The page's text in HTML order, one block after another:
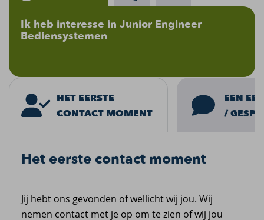
Ik heb interesse in Junior Engineer
Bediensystemen
HET EERSTE
CONTACT MOMENT
EEN
/
Het eerste contact moment
Jij hebt ons gevonden of wellicht wij jou. Wij
nemen contact met je op om te zien of wij jou